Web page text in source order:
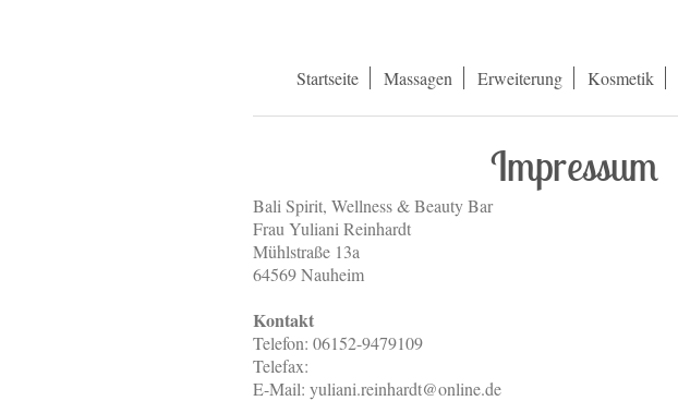
Startseite Massagen Erweiterung Kosmetik
Impressum
Bali Spirit, Wellness & Beauty Bar
Frau Yuliani Reinhardt
Mühlstraße 13a
64569 Nauheim
Kontakt
Telefon: 06152-9479109
Telefax:
E-Mail: yuliani.reinhardt@online.de